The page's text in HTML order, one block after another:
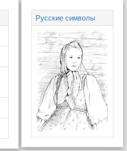
Русские символы